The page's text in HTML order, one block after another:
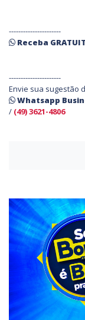
----------------------
Receba
----------------------
Envie sua sugestão
Whatsapp
/ (49) 3621-4806